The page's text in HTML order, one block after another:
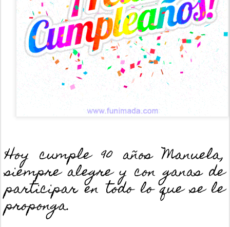
Hoy cumple 90 años Manuela,
siempre alegre y con ganas de
participar en todo lo que se le
proponga.